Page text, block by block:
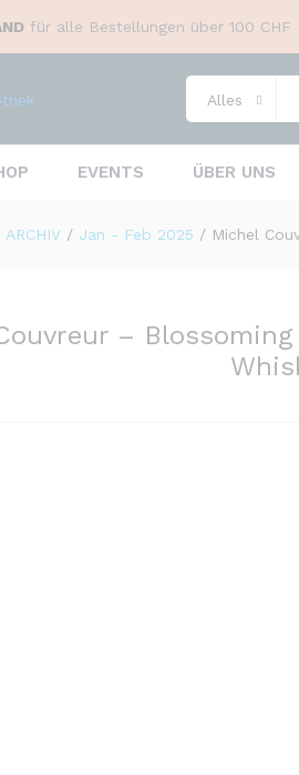
für alle Bestellungen über 100 CHF
Alles
EVENTS ÜBER UNS
ARCHIV / Jan - Feb 2025 / Michel
–
Couvreur -